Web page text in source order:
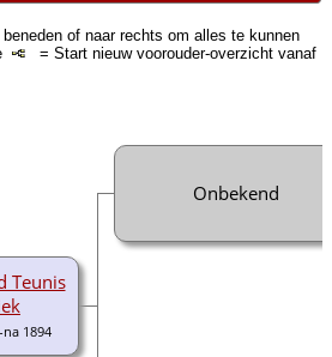
of naar rechts om alles te kunnen
= Start nieuw voorouder-overzicht vanaf
Teunis
na 1894
Onbekend